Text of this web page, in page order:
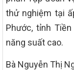
thử nghiệm tại
Phước, tỉnh
năng suất cao.
Bà Nguyễn Thị